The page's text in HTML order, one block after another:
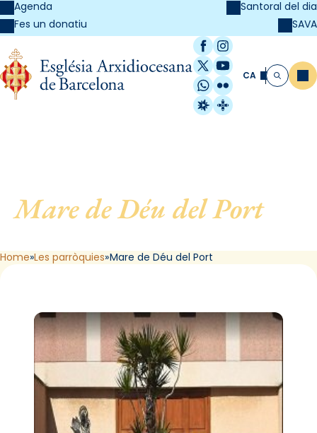
Agenda
Fes un donatiu
Santoral del dia
SAVA
Facebook
Instagram
X / Twitter
YouTube
WhatsApp
Flickr
Radio Estel
Catalunya
CA Cerca
Mare de Déu del Port, de
Home Les parròquies Mare de Déu del Port